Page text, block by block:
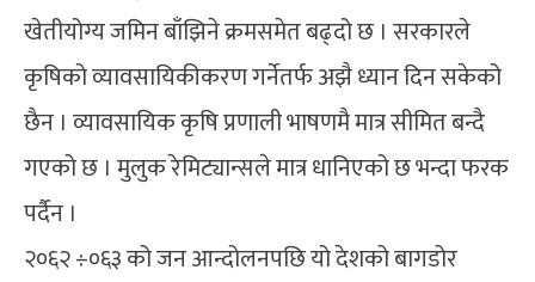
खेतीयोग्य जमिन बाँझिने क्रमसमेत बढ्दो छ । सरकारले
कृषिको व्यावसायिकीकरण गर्नेतर्फ अझै ध्यान दिन सकेको
छैन । व्यावसायिक कृषि प्रणाली भाषणमै मात्र सीमित बन्दै
गएको छ । मुलुक रेमिट्यान्सले मात्र धानिएको छ भन्दा फरक
पर्दैन ।
२०६२ ÷०६३ को जन आन्दोलनपछि यो देशको बागडोर